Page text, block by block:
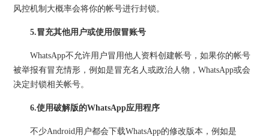
风控机制大概率会将你的帐号进行封锁。
5.冒充其他用户或使用假冒账号
WhatsApp不允许用户冒用他人资料创建帐号，如果你的帐号
被举报有冒充情形，例如是冒充名人或政治人物，WhatsApp或会
决定封锁相关帐号。
6.使用破解版的WhatsApp应用程序
不少Android用户都会下载WhatsApp的修改版本，例如是